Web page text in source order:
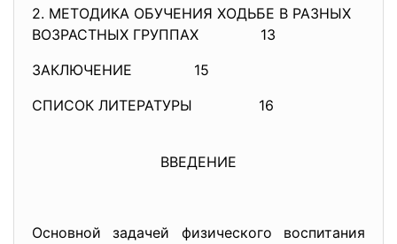
2. МЕТОДИКА ОБУЧЕНИЯ ХОДЬБЕ В РАЗНЫХ
ВОЗРАСТНЫХ ГРУППАХ 13
ЗАКЛЮЧЕНИЕ 15
СПИСОК ЛИТЕРАТУРЫ 16
ВВЕДЕНИЕ
Основной задачей физического воспитания